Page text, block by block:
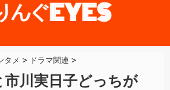
タメ > ドラマ関連 >
市川実日子どっちが